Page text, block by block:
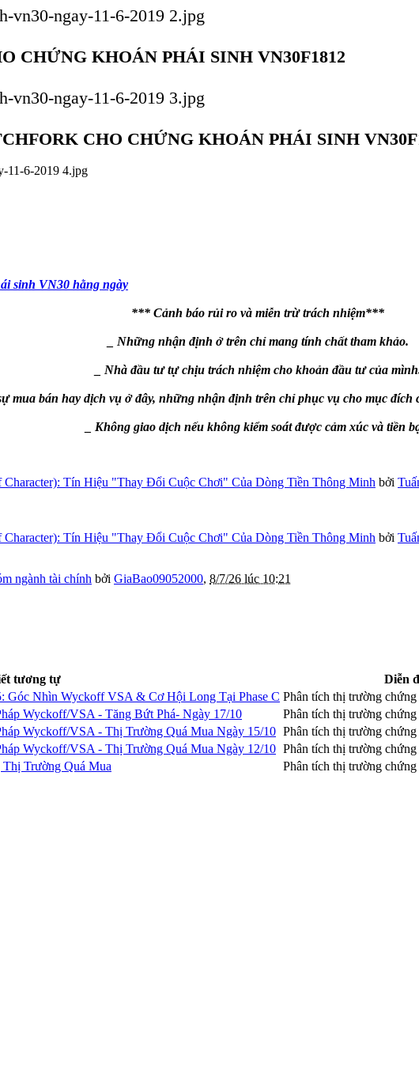
CHỨNG KHOÁN PHÁI SINH VN30F1812
CHO CHỨNG KHOÁN PHÁI SINH
sinh VN30 hằng ngày
*** Cảnh báo rủi ro và miễn trừ trách nhiệm***
_ Những nhận định ở trên chỉ mang tính chất tham khảo.
_ Nhà đầu tư tự chịu trách nhiệm cho khoản đầu tư của
mua bán hay dịch vụ ở đây, những nhận định trên chỉ phục vụ cho mục
_ Không giao dịch nếu không kiểm soát được cảm xúc và tiền
Tín Hiệu "Thay Đổi Cuộc Chơi" Của Dòng Tiền Thông Minh bởi
Tín Hiệu "Thay Đổi Cuộc Chơi" Của Dòng Tiền Thông Minh bởi
ngành tài chính bởi GiaBao09052000, 8/7/26 lúc 10:21
tương tự
Diễn
Góc Nhìn Wyckoff VSA & Cơ Hội Long Tại Phase C Phân tích thị trường
Wyckoff/VSA - Tăng Bứt Phá- Ngày 17/10
Phân tích thị trường
Wyckoff/VSA - Thị Trường Quá Mua Ngày 15/10 Phân tích thị trường
Wyckoff/VSA - Thị Trường Quá Mua Ngày 12/10 Phân tích thị trường
Trường Quá Mua
Phân tích thị trường